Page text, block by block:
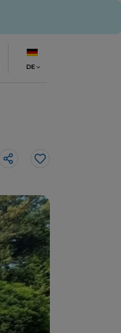
DE
Like